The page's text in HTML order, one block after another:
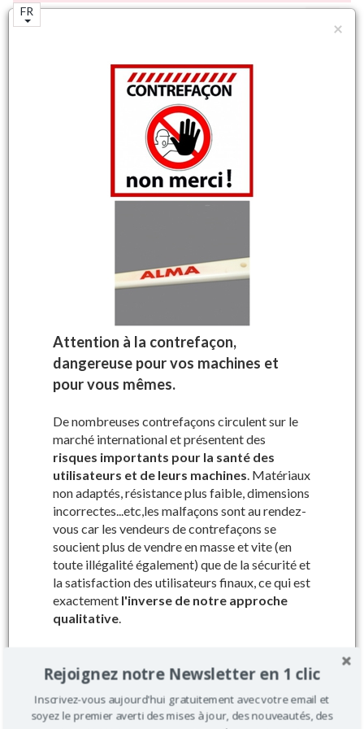
FR
N°1 mondial de la machine à vendanger
autotractée.
×
Attention à la contrefaçon,
dangereuse pour vos machines et
pour vous mêmes.
De nombreuses contrefaçons circulent sur le
marché international et présentent des
risques importants pour la santé des
utilisateurs et de leurs machines. Matériaux
non adaptés, résistance plus faible, dimensions
incorrectes...etc,les malfaçons sont au rendez-
vous car les vendeurs de contrefaçons se
soucient plus de vendre en masse et vite (en
toute illégalité également) que de la sécurité et
la satisfaction des utilisateurs finaux, ce qui est
exactement l'inverse de notre approche
qualitative.
constructeur sont conseillées car elles
sont sécurisées, plus solides et surtout
adaptées à 100% à leur utilisation.
Boutique
Pièces machines à vendanger
Electricité divers
Feu arrière droit
Votre panier
Précisez le numéro de série de votre
machine
Dans le cadre de
notre démarche qualité, nous vous
garantissons la compatibilité des pièces
commandées grâce au numéro de série
de votre
machine à vendanger.
Où trouver votre numéro de série ?
Ref AL4252 : Feu arrière droit
Pour machines types : A90 07,
A170 07, A130 07, 150XL04
AV, 150XL 03 IT, 150XL 03,
150XL 01 IT, 150XL 01, 110XL
Rejoignez notre Newsletter en 1 clic
Inscrivez-vous aujourd'hui gratuitement avec votre email et
soyez le premier averti des mises à jour, des nouveautés, des